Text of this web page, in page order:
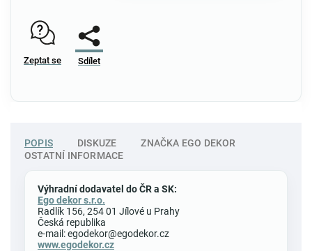
Zeptat se Sdílet
POPIS DISKUZE ZNAČKA EGO DEKOR
OSTATNÍ INFORMACE
Výhradní dodavatel do ČR a SK:
Ego dekor s.r.o.
Radlík 156, 254 01 Jílové u Prahy
Česká republika
e-mail: egodekor@egodekor.cz
www.egodekor.cz